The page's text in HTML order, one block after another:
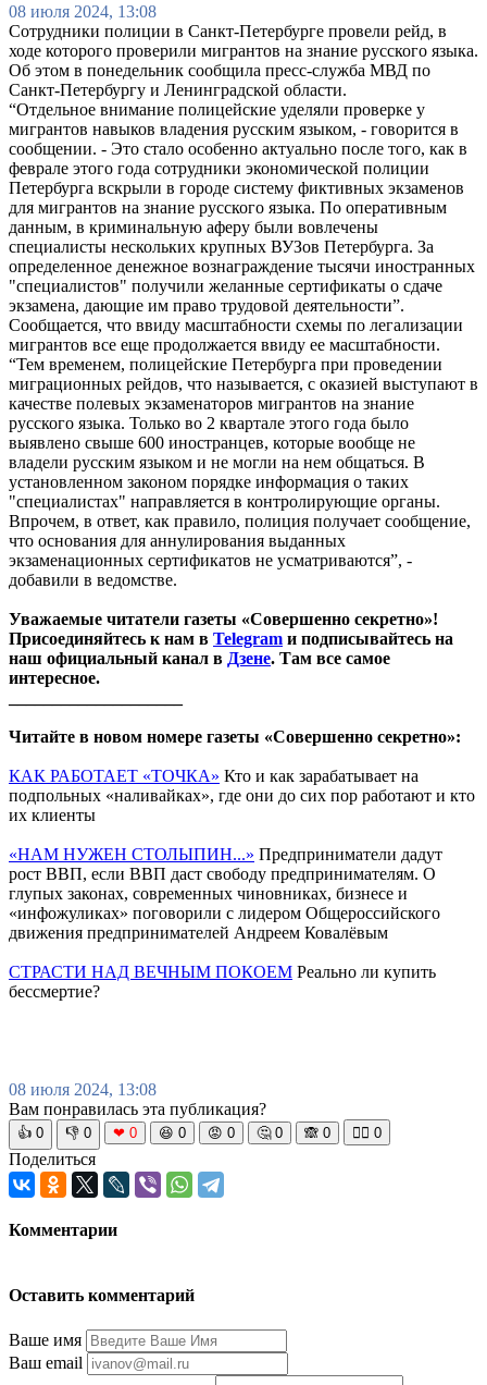
08 июля 2024, 13:08
Сотрудники полиции в Санкт-Петербурге провели рейд, в
ходе которого проверили мигрантов на знание русского языка.
Об этом в понедельник сообщила пресс-служба МВД по
Санкт-Петербургу и Ленинградской области.
“Отдельное внимание полицейские уделяли проверке у
мигрантов навыков владения русским языком, - говорится в
сообщении. - Это стало особенно актуально после того, как в
феврале этого года сотрудники экономической полиции
Петербурга вскрыли в городе систему фиктивных экзаменов
для мигрантов на знание русского языка. По оперативным
данным, в криминальную аферу были вовлечены
специалисты нескольких крупных ВУЗов Петербурга. За
определенное денежное вознаграждение тысячи иностранных
"специалистов" получили желанные сертификаты о сдаче
экзамена, дающие им право трудовой деятельности”.
Сообщается, что ввиду масштабности схемы по легализации
мигрантов все еще продолжается ввиду ее масштабности.
“Тем временем, полицейские Петербурга при проведении
миграционных рейдов, что называется, с оказией выступают в
качестве полевых экзаменаторов мигрантов на знание
русского языка. Только во 2 квартале этого года было
выявлено свыше 600 иностранцев, которые вообще не
владели русским языком и не могли на нем общаться. В
установленном законом порядке информация о таких
"специалистах" направляется в контролирующие органы.
Впрочем, в ответ, как правило, полиция получает сообщение,
что основания для аннулирования выданных
экзаменационных сертификатов не усматриваются”, -
добавили в ведомстве.
Уважаемые читатели газеты «Совершенно секретно»!
Присоединяйтесь к нам в Telegram и подписывайтесь на
наш официальный канал в Дзене. Там все самое
интересное.
Читайте в новом номере газеты «Совершенно секретно»:
КАК РАБОТАЕТ «ТОЧКА» Кто и как зарабатывает на
подпольных «наливайках», где они до сих пор работают и кто
их клиенты
«НАМ НУЖЕН СТОЛЫПИН...» Предприниматели дадут
рост ВВП, если ВВП даст свободу предпринимателям. О
глупых законах, современных чиновниках, бизнесе и
«инфожуликах» поговорили с лидером Общероссийского
движения предпринимателей Андреем Ковалёвым
СТРАСТИ НАД ВЕЧНЫМ ПОКОЕМ Реально ли купить
бессмертие?
08 июля 2024, 13:08
Вам понравилась эта публикация?
👍 0 👎 0 ❤ 0 😆 0 😡 0 🤔 0 🙈 0 🧘‍♀️ 0
Поделиться
Комментарии
Оставить комментарий
Ваше имя
Ваш email